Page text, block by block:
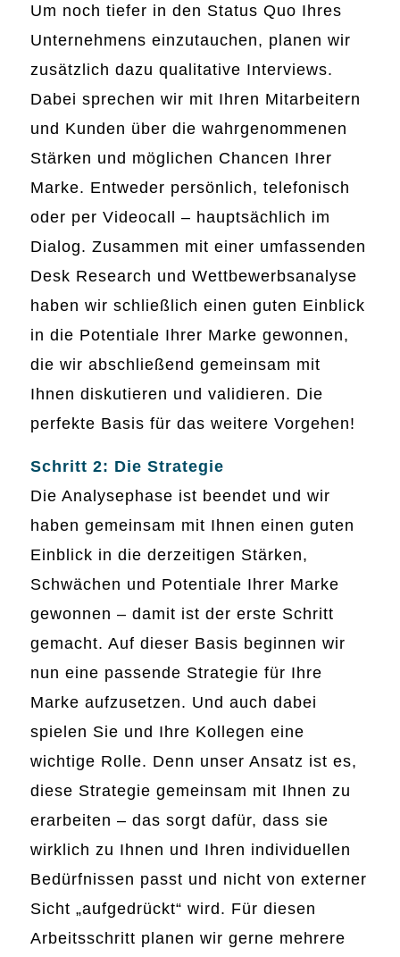
Um noch tiefer in den Status Quo Ihres
Unternehmens einzutauchen, planen wir
zusätzlich dazu qualitative Interviews.
Dabei sprechen wir mit Ihren Mitarbeitern
und Kunden über die wahrgenommenen
Stärken und möglichen Chancen Ihrer
Marke. Entweder persönlich, telefonisch
oder per Videocall – hauptsächlich im
Dialog. Zusammen mit einer umfassenden
Desk Research und Wettbewerbsanalyse
haben wir schließlich einen guten Einblick
in die Potentiale Ihrer Marke gewonnen,
die wir abschließend gemeinsam mit
Ihnen diskutieren und validieren. Die
perfekte Basis für das weitere Vorgehen!
Schritt 2: Die Strategie
Die Analysephase ist beendet und wir
haben gemeinsam mit Ihnen einen guten
Einblick in die derzeitigen Stärken,
Schwächen und Potentiale Ihrer Marke
gewonnen – damit ist der erste Schritt
gemacht. Auf dieser Basis beginnen wir
nun eine passende Strategie für Ihre
Marke aufzusetzen. Und auch dabei
spielen Sie und Ihre Kollegen eine
wichtige Rolle. Denn unser Ansatz ist es,
diese Strategie gemeinsam mit Ihnen zu
erarbeiten – das sorgt dafür, dass sie
wirklich zu Ihnen und Ihren individuellen
Bedürfnissen passt und nicht von externer
Sicht „aufgedrückt“ wird. Für diesen
Arbeitsschritt planen wir gerne mehrere